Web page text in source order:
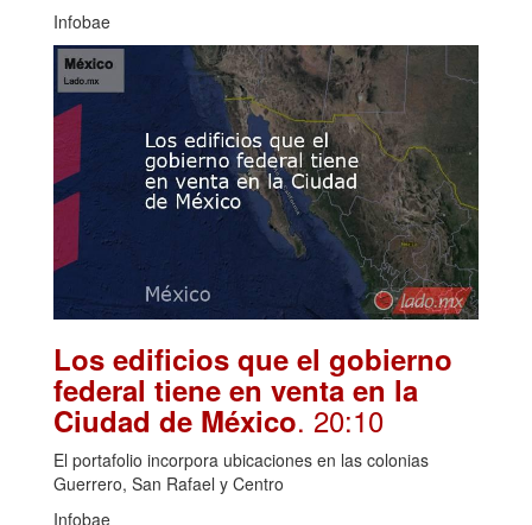
Infobae
Los edificios que el gobierno
federal tiene en venta en la
Ciudad de México. 20:10
El portafolio incorpora ubicaciones en las colonias
Guerrero, San Rafael y Centro
Infobae